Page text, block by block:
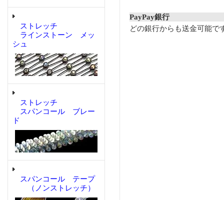
ストレッチ
ラインストーン メッ
シュ
ストレッチ
スパンコール ブレー
ド
スパンコール テープ
（ノンストレッチ）
PayPay銀行
どの銀行からも送金可能で